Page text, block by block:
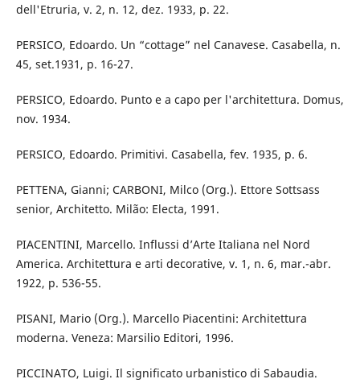
dell'Etruria, v. 2, n. 12, dez. 1933, p. 22.
PERSICO, Edoardo. Un “cottage” nel Canavese. Casabella, n.
45, set.1931, p. 16-27.
PERSICO, Edoardo. Punto e a capo per l'architettura. Domus,
nov. 1934.
PERSICO, Edoardo. Primitivi. Casabella, fev. 1935, p. 6.
PETTENA, Gianni; CARBONI, Milco (Org.). Ettore Sottsass
senior, Architetto. Milão: Electa, 1991.
PIACENTINI, Marcello. Influssi d’Arte Italiana nel Nord
America. Architettura e arti decorative, v. 1, n. 6, mar.-abr.
1922, p. 536-55.
PISANI, Mario (Org.). Marcello Piacentini: Architettura
moderna. Veneza: Marsilio Editori, 1996.
PICCINATO, Luigi. Il significato urbanistico di Sabaudia.